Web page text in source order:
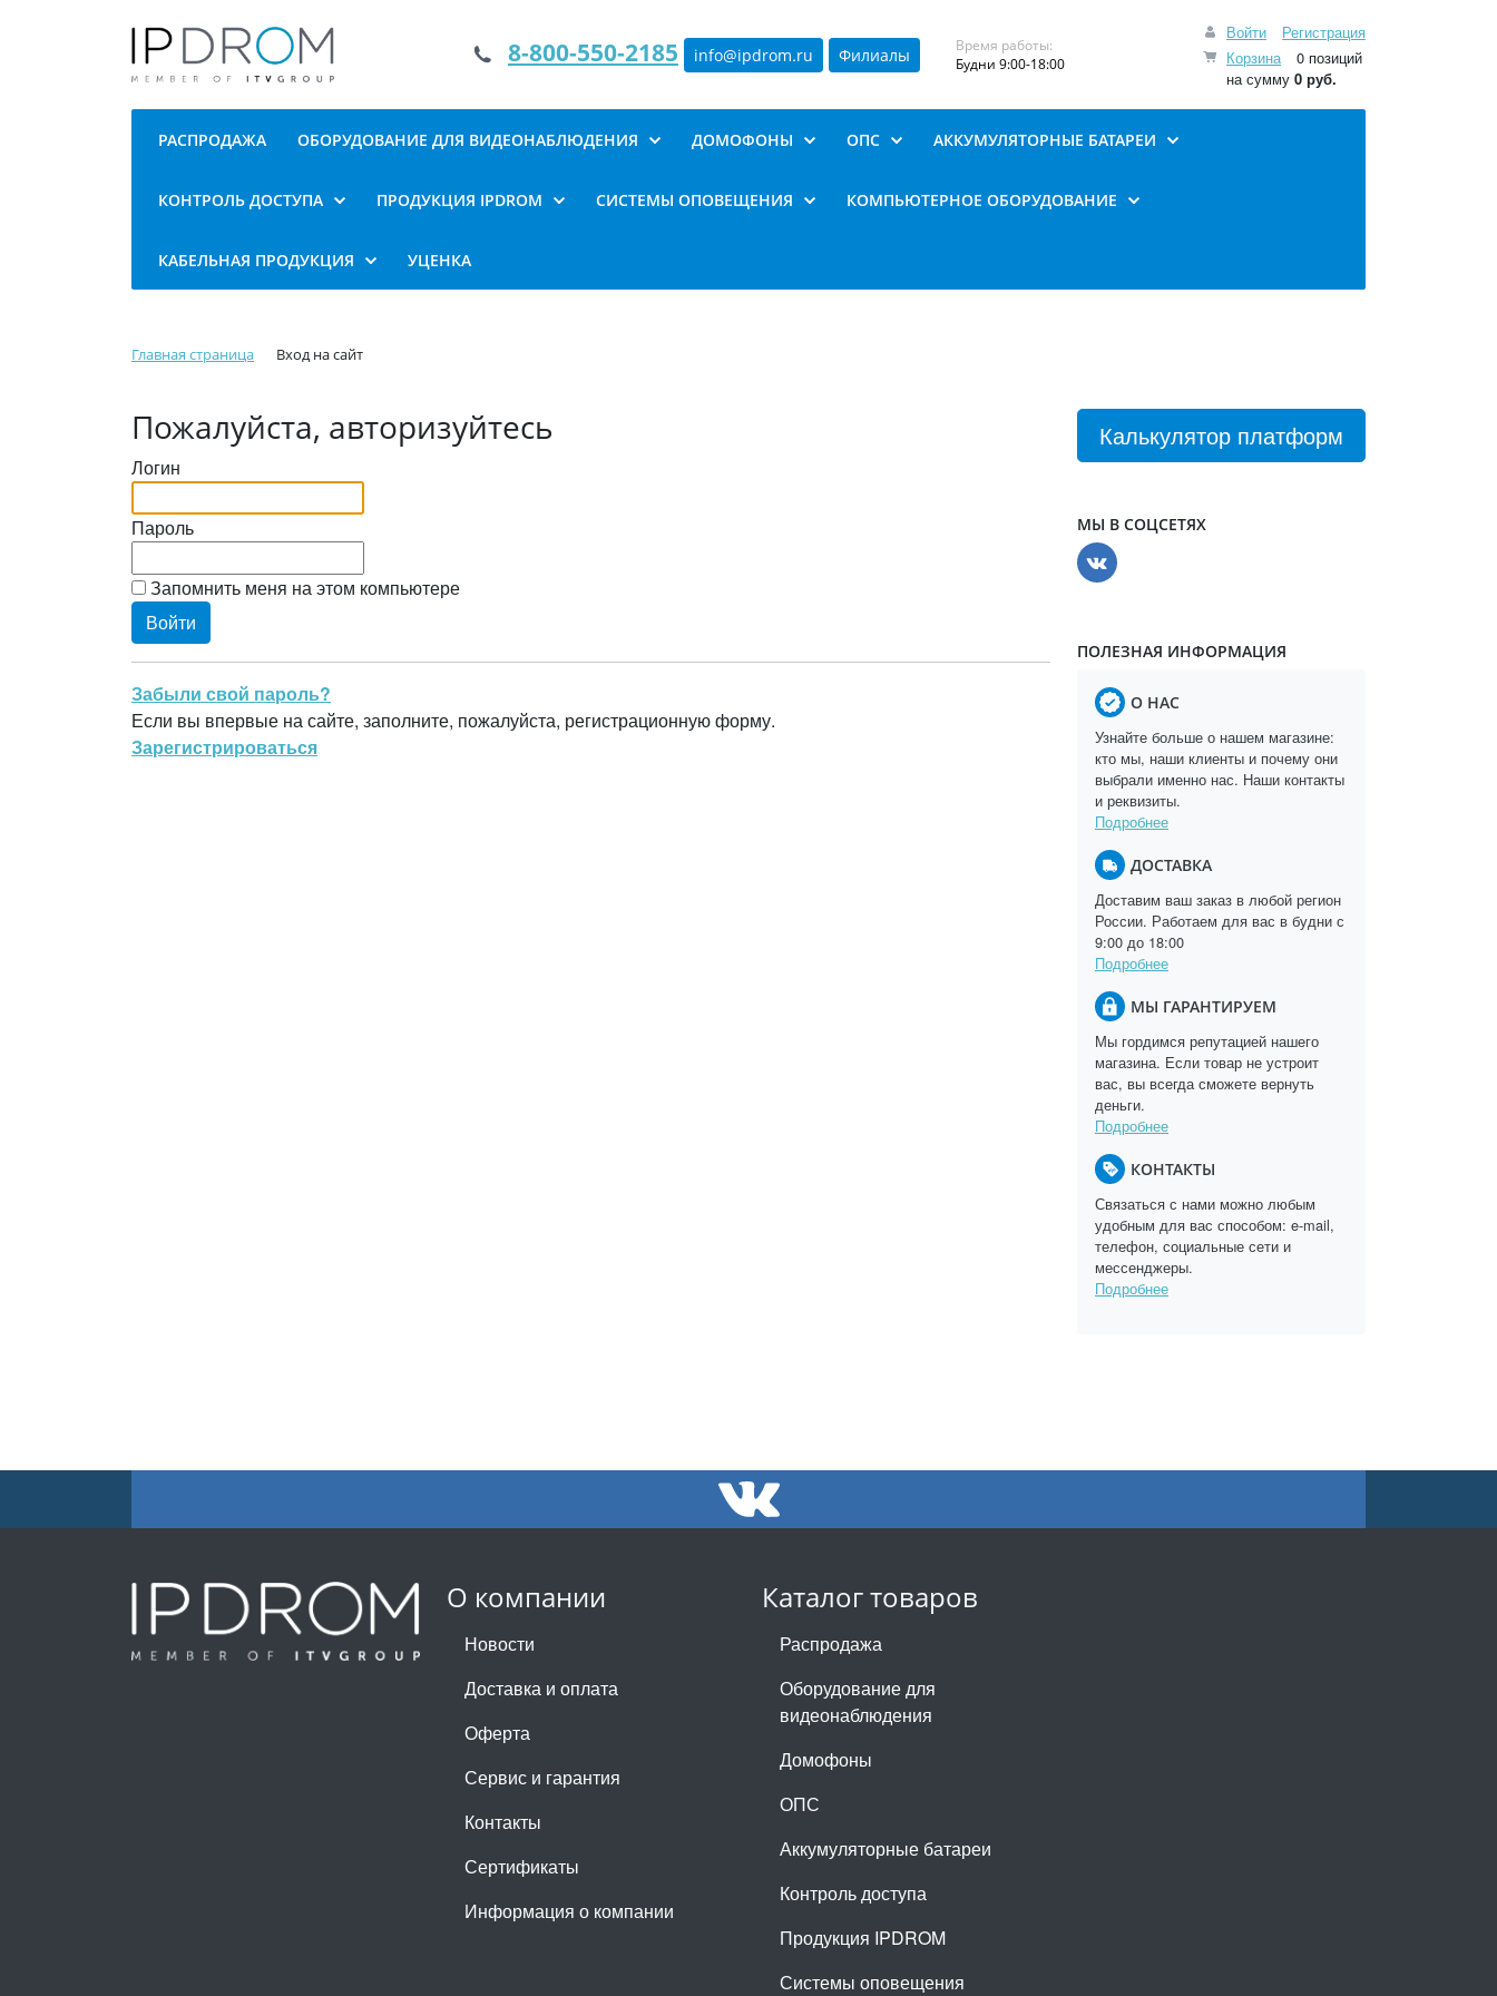
Войти
Регистрация
Корзина
0 позиций
на сумму 0 руб.
8-800-550-2185 info@ipdrom.ru Филиалы
Время работы:
Будни 9:00-18:00
РАСПРОДАЖА ОБОРУДОВАНИЕ ДЛЯ ВИДЕОНАБЛЮДЕНИЯ ДОМОФОНЫ ОПС АККУМУЛЯТОРНЫЕ БАТАРЕИ
КОНТРОЛЬ ДОСТУПА ПРОДУКЦИЯ IPDROM СИСТЕМЫ ОПОВЕЩЕНИЯ КОМПЬЮТЕРНОЕ ОБОРУДОВАНИЕ
КАБЕЛЬНАЯ ПРОДУКЦИЯ УЦЕНКА
Главная страница Вход на сайт
Пожалуйста, авторизуйтесь
Логин
Пароль
Запомнить меня на этом компьютере
Забыли свой пароль?
Если вы впервые на сайте, заполните, пожалуйста, регистрационную форму.
Зарегистрироваться
Калькулятор платформ
МЫ В СОЦСЕТЯХ
ПОЛЕЗНАЯ ИНФОРМАЦИЯ
О НАС
Узнайте больше о нашем магазине:
кто мы, наши клиенты и почему они
выбрали именно нас. Наши контакты
и реквизиты.
Подробнее
ДОСТАВКА
Доставим ваш заказ в любой регион
России. Работаем для вас в будни с
9:00 до 18:00
Подробнее
МЫ ГАРАНТИРУЕМ
Мы гордимся репутацией нашего
магазина. Если товар не устроит
вас, вы всегда сможете вернуть
деньги.
Подробнее
КОНТАКТЫ
Связаться с нами можно любым
удобным для вас способом: e-mail,
телефон, социальные сети и
мессенджеры.
Подробнее
О компании
Новости
Доставка и оплата
Оферта
Сервис и гарантия
Контакты
Сертификаты
Информация о компании
Каталог товаров
Распродажа
Оборудование для
видеонаблюдения
Домофоны
ОПС
Аккумуляторные батареи
Контроль доступа
Продукция IPDROM
Системы оповещения